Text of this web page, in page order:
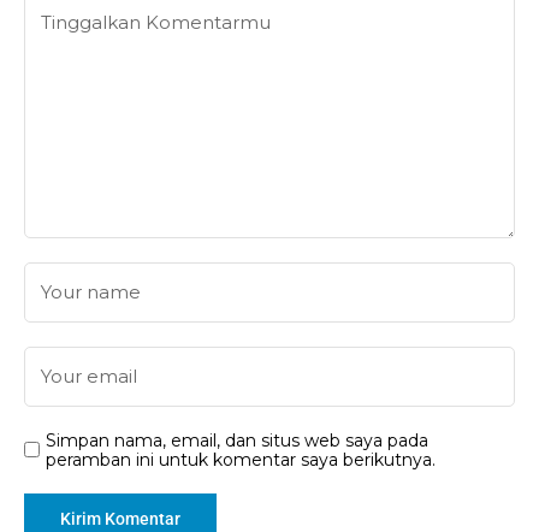
Simpan nama, email, dan situs web saya pada
peramban ini untuk komentar saya berikutnya.